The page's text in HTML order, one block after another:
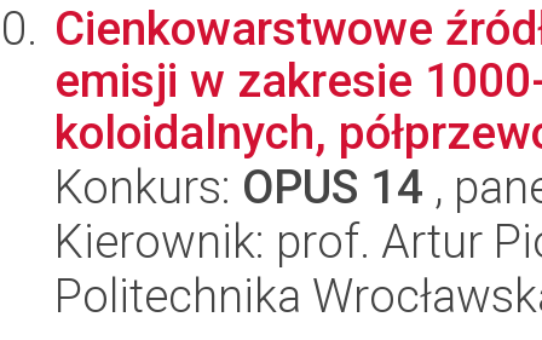
Cienkowarstwowe
emisji w zakresie
koloidalnych,
Konkurs: OPUS 14 ,
Kierownik: prof. Artur
Politechnika